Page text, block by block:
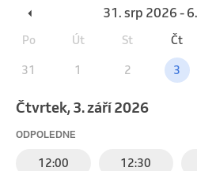
31. srp 2026 -
Po Út St Čt
31 1 2 3
čtvrtek, 3. září 2026
ODPOLEDNE
12:00 12:30